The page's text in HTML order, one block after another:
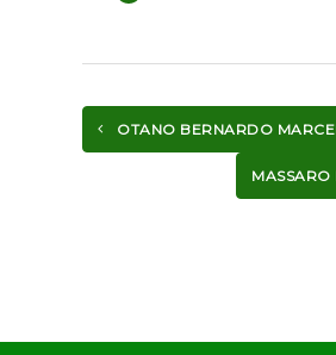
OTANO BERNARDO
MASSARO